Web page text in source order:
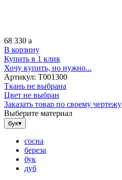
68 330 a
В корзину
Купить в 1 клик
Хочу купить, но нужно...
Артикул: Т001300
Ткань не выбрана
Цвет не выбран
Заказать товар по своему чертежу
Выберите материал
бук▾
сосна
береза
бук
дуб